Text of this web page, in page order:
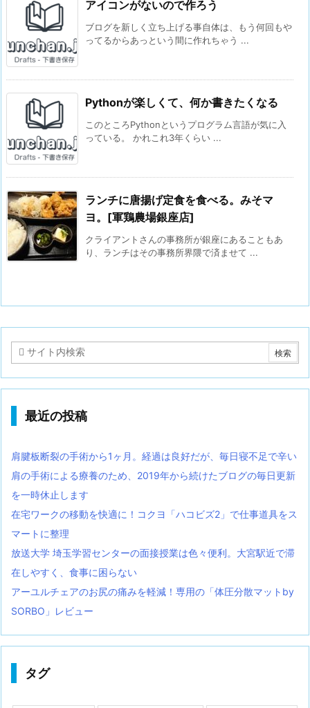
アイコンがないので作ろう
ブログを新しく立ち上げる事自体は、もう何回もや
ってるからあっという間に作れちゃう ...
Pythonが楽しくて、何か書きたくなる
このところPythonというプログラム言語が気に入
っている。 かれこれ3年くらい ...
ランチに唐揚げ定食を食べる。みそマ
ヨ。[軍鶏農場銀座店]
クライアントさんの事務所が銀座にあることもあ
り、ランチはその事務所界隈で済ませて ...
最近の投稿
肩腱板断裂の手術から1ヶ月。経過は良好だが、毎日寝不足で辛い
肩の手術による療養のため、2019年から続けたブログの毎日更新
を一時休止します
在宅ワークの移動を快適に！コクヨ「ハコビズ2」で仕事道具をス
マートに整理
放送大学 埼玉学習センターの面接授業は色々便利。大宮駅近で滞
在しやすく、食事に困らない
アーユルチェアのお尻の痛みを軽減！専用の「体圧分散マットby
SORBO」レビュー
タグ